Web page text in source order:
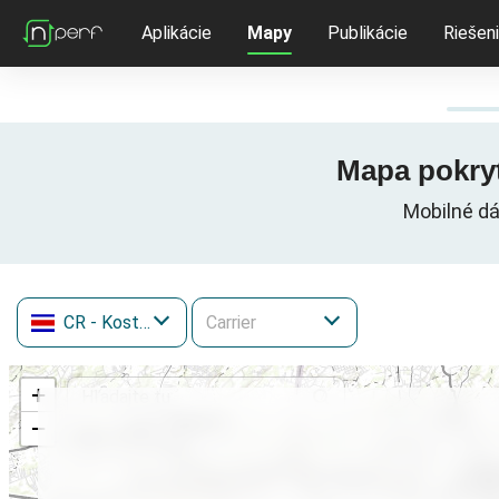
Aplikácie Mapy Publikácie
Mapa
Mobilné
CR - Kostarika
+
−